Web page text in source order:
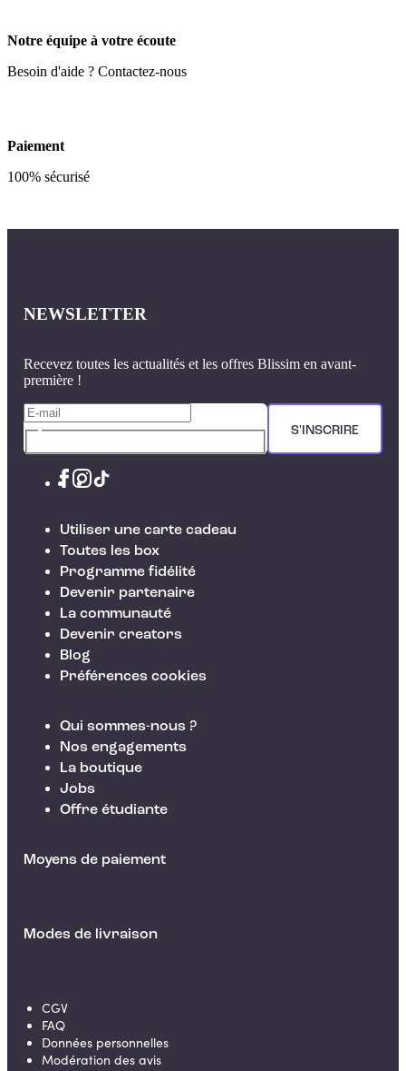
Notre équipe à votre écoute
Besoin d'aide ? Contactez-nous
Paiement
100% sécurisé
NEWSLETTER
Recevez toutes les actualités et les offres Blissim en avant-
première !
S'INSCRIRE
Utiliser une carte cadeau
Toutes les box
Programme fidélité
Devenir partenaire
La communauté
Devenir creators
Blog
Préférences cookies
Qui sommes-nous ?
Nos engagements
La boutique
Jobs
Offre étudiante
Moyens de paiement
Modes de livraison
CGV
FAQ
Données personnelles
Modération des avis